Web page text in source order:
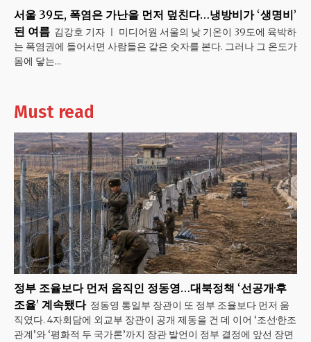
서울 39도, 폭염은 가난을 먼저 덮친다…냉방비가 ‘생명비’
된 여름 김강호 기자 ㅣ 미디어원 서울의 낮 기온이 39도에 육박하
는 폭염권에 들어서면 사람들은 같은 숫자를 본다. 그러나 그 온도가
몸에 닿는...
Must read
정부 조율보다 먼저 움직인 정동영…대북정책 ‘선공개·후
조율’ 계속됐다 정동영 통일부 장관이 또 정부 조율보다 먼저 움
직였다. 4자회담에 외교부 장관이 공개 제동을 건 데 이어 ‘조선·한조
관계’와 ‘평화적 두 국가론’까지 장관 발언이 정부 결정에 앞선 장면